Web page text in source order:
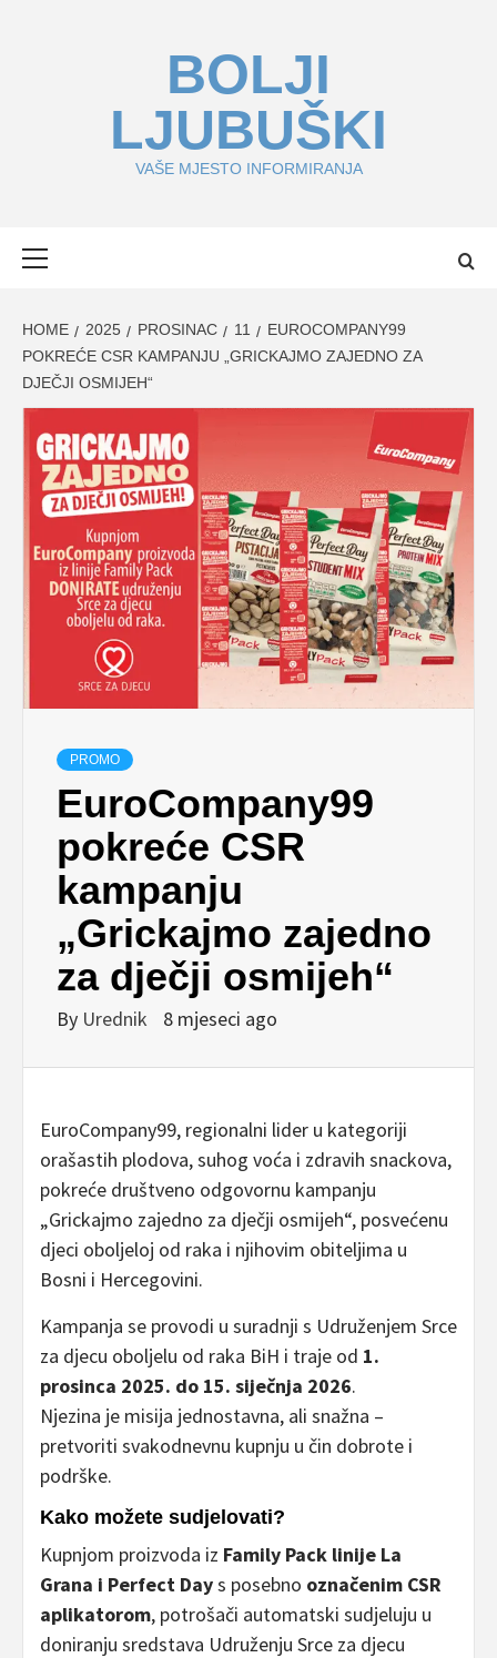
BOLJI
LJUBUŠKI
VAŠE MJESTO INFORMIRANJA
HOME 2025 PROSINAC 11
EUROCOMPANY99
POKREĆE CSR KAMPANJU „GRICKAJMO ZAJEDNO ZA
DJEČJI OSMIJEH“
PROMO
EuroCompany99
pokreće CSR
kampanju
„Grickajmo zajedno
za dječji osmijeh“
By Urednik 8 mjeseci ago
EuroCompany99, regionalni lider u kategoriji
orašastih plodova, suhog voća i zdravih snackova,
pokreće društveno odgovornu kampanju
„Grickajmo zajedno za dječji osmijeh“, posvećenu
djeci oboljeloj od raka i njihovim obiteljima u
Bosni i Hercegovini.
Kampanja se provodi u suradnji s Udruženjem Srce
za djecu oboljelu od raka BiH i traje od 1.
prosinca 2025. do 15. siječnja 2026.
Njezina je misija jednostavna, ali snažna –
pretvoriti svakodnevnu kupnju u čin dobrote i
podrške.
Kako možete sudjelovati?
Kupnjom proizvoda iz Family Pack linije La
Grana i Perfect Days posebno označenim CSR
aplikatorom, potrošači automatski sudjeluju u
doniranju sredstava Udruženju Srce za djecu